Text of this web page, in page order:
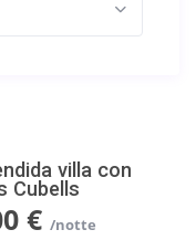
villa con
Cubells
€